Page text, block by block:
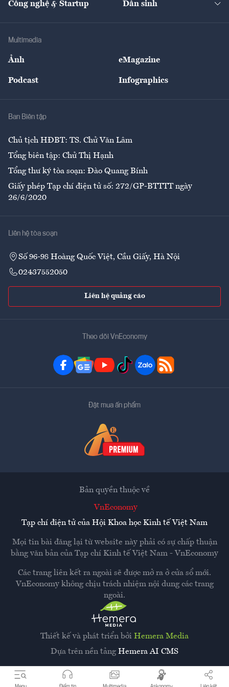
Tư vấn Nông sản
Giải trí
Công nghệ & Startup Dân sinh
Multimedia
Ảnh eMagazine
Podcast Infographics
Ban Biên tập
Chủ tịch HĐBT: TS. Chử Văn Lâm
Tổng biên tập: Chử Thị Hạnh
Tổng thư ký tòa soạn: Đào Quang Bính
Giấy phép Tạp chí điện tử số: 272/GP-BTTTT ngày
26/6/2020
Liên hệ tòa soạn
Số 96-98 Hoàng Quốc Việt, Cầu Giấy, Hà Nội
02437552050
Liên hệ quảng cáo
Theo dõi VnEconomy
Đặt mua ấn phẩm
Thiết kế và phát triển bởi Hemera Media
Dựa trên nền tảng Hemera AI CMS
Bản quyền thuộc về
VnEconomy
Tạp chí điện tử của Hội Khoa học Kinh tế Việt Nam
Mọi tin bài đăng lại từ website này phải có sự chấp thuận
bằng văn bản của Tạp chí Kinh tế Việt Nam - VnEconomy
Các trang liên kết ra ngoài sẽ được mở ra ở cửa sổ mới.
VnEconomy không chịu trách nhiệm nội dung các trang
ngoài.